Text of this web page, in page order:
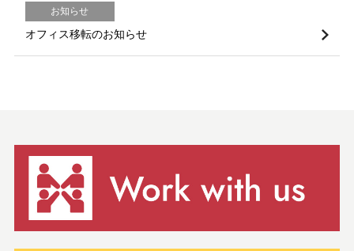
お知らせ
オフィス移転のお知らせ